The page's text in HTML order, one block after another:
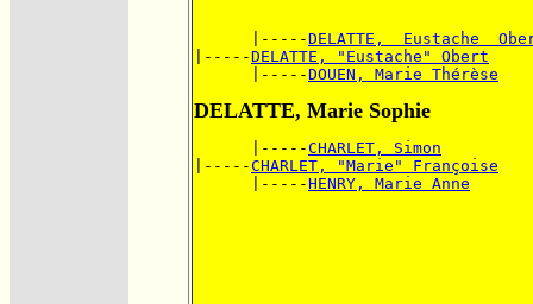
      |-----
DELATTE,  Eustache
|-----DELATTE, "Eustache" Obert
      |-----
DOUEN, Marie Thérèse
DELATTE, Marie Sophie
      |-----
CHARLET, Simon
|-----CHARLET, "Marie" Françoise
      |-----
HENRY, Marie Anne